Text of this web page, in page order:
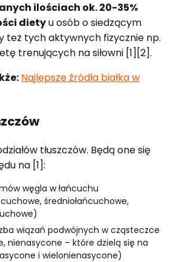
ilościach ok. 20-35%
dietyu osób o siedzącym
też tych aktywnych fizycznie np.
trenujących na siłowni [1][2].
Najlepsze źródła białka w
tłuszczów. Będą one się
na [1]:
węgla w łańcuchu
średniołańcuchowe,
wiązań podwójnych w cząsteczce
nienasycone – które dzielą się na
i wielonienasycone)